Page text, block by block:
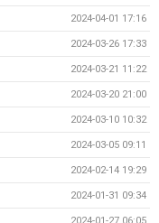
2024-04-01 17:16
2024-03-26 17:33
2024-03-21 11:22
2024-03-20 21:00
2024-03-10 10:32
2024-03-05 09:11
2024-02-14 19:29
2024-01-31 09:34